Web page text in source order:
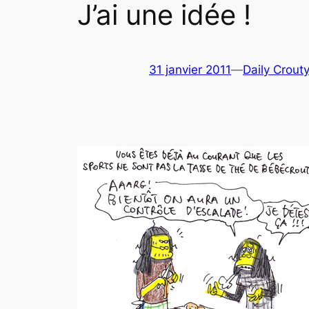
J’ai une idée !
31 janvier 2011—Daily Crouty